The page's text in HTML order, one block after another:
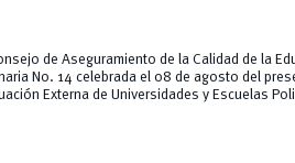
de Aseguramiento de la Calidad de la
No. 14 celebrada el 08 de agosto del
Externa de Universidades y Escuelas